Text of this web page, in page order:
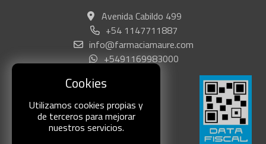
Cookies
Utilizamos cookies propias y
de terceros para mejorar
nuestros servicios.
Avenida Cabildo 499
+54 1147711887
info@farmaciamaure.com
+5491169983000